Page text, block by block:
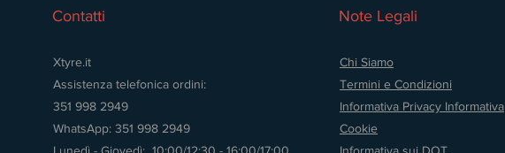
Contatti
Xtyre.it
Assistenza telefonica ordini:
351 998 2949
WhatsApp: 351 998 2949
Note Legali
Chi Siamo
Termini e Condizioni
Informativa Privacy Informativa
Cookie